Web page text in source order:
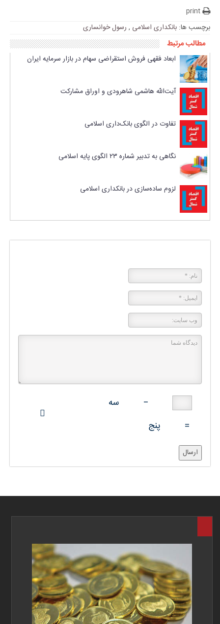
print
برچسب ها: بانکداری اسلامی , رسول خوانساری
مطالب مرتبط
ابعاد فقهی فروش استقراضی سهام در بازار سرمایه ایران
آیت‌الله هاشمی شاهرودی و اوراق مشارکت
تفاوت در الگوی بانک‌داری اسلامی
نگاهی به تدبیر شماره ۲۳ الگوی پایه اسلامی
لزوم ساده‌سازی در بانکداری اسلامی
−
سه
=
پنج
ارسال